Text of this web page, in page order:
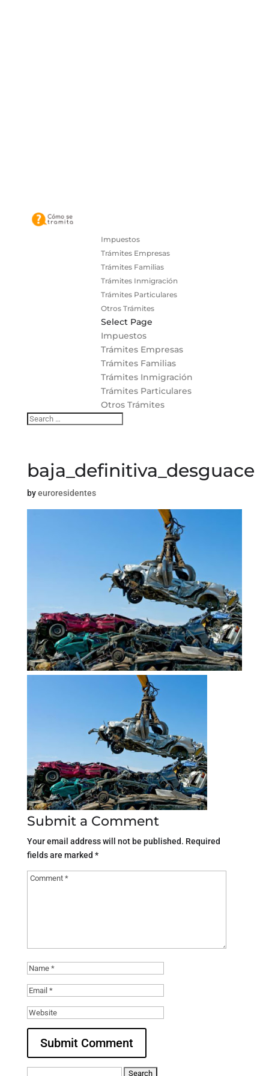
Impuestos
Trámites Empresas
Trámites Familias
Trámites Inmigración
Trámites Particulares
Otros Trámites
Select Page
Impuestos
Trámites Empresas
Trámites Familias
Trámites Inmigración
Trámites Particulares
Otros Trámites
baja_definitiva_desguace
byeuroresidentes
Submit a Comment
Your email address will not be published. Required
fields are marked *